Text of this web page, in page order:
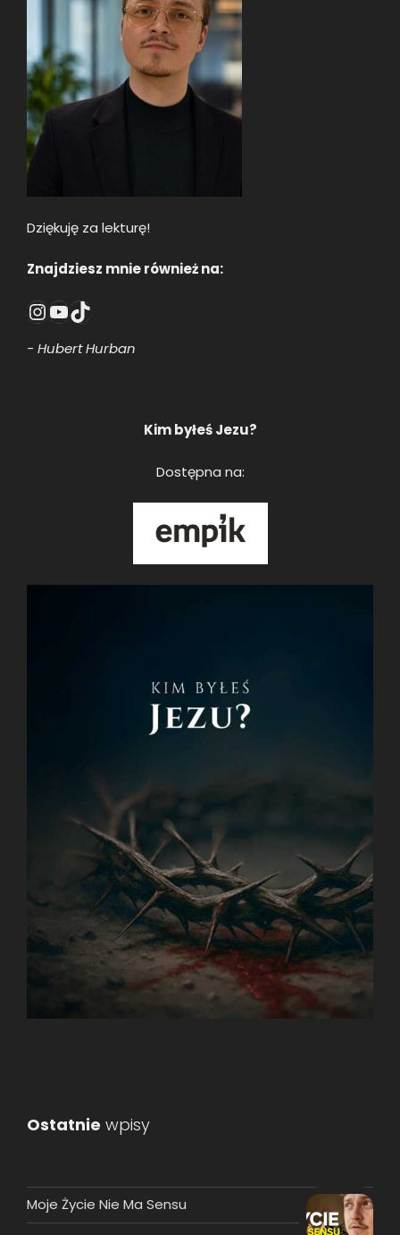
Dziękuję za lekturę!
Znajdziesz mnie również na:
InstagramYouTube TikTok
- Hubert Hurban
Kim byłeś Jezu?
Dostępna na:
Ostatnie wpisy
Moje Życie Nie Ma Sensu